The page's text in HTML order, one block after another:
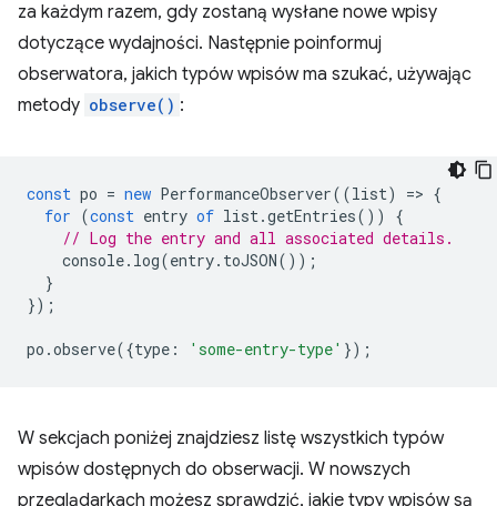
za każdym razem, gdy zostaną wysłane nowe wpisy
dotyczące wydajności. Następnie poinformuj
obserwatora, jakich typów wpisów ma szukać, używając
metody observe() :
const po = new PerformanceObserver((list) => {
for (const entry of list.getEntries())
{
// Log the entry and all associated details.
console. log(entry. toJSON());
}
});
po .observe({type : 'some-entry-type' });
W sekcjach poniżej znajdziesz listę wszystkich typów
wpisów dostępnych do obserwacji. W nowszych
przeglądarkach możesz sprawdzić, jakie typy wpisów są